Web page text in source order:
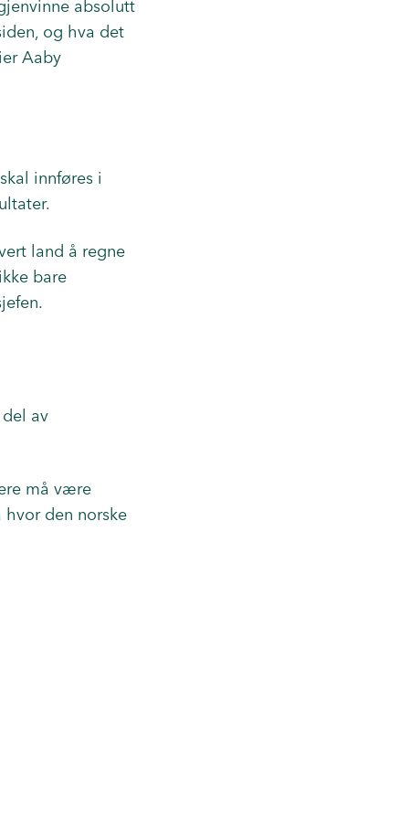
absolutt
og hva det
Aaby
innføres i
land å regne
bare
av
må være
den norske